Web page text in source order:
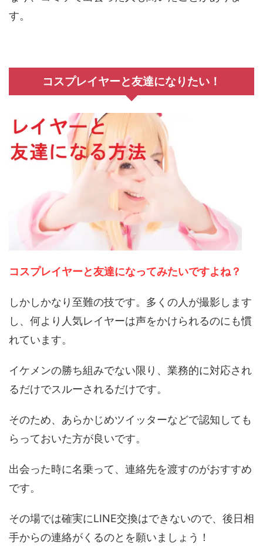
す。
コスプレイヤーと友達になりたい！
コスプレイヤーと友達になってみたいですよね？
しかしかなり至難の技です。多くの人が撮影します
し、何より人気レイヤーは声をかけられるのにも慣
れています。
イケメンの勝ち組みでない限り、業務的に対応され
るだけでスルーされるだけです。
そのため、あらかじめツイッターなどで認知しても
らっておいた方が良いです。
出会った時に名乗って、連絡先を渡すのがおすすめ
です。
その場では確実にLINE交換はできないので、後日相
手からの連絡がくるのとを願いましょう！